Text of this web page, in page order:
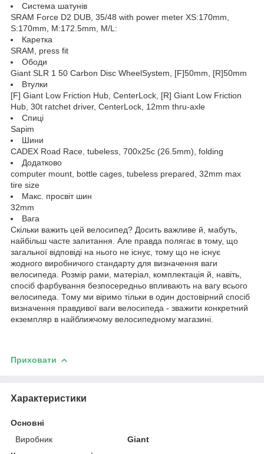
Система шатунів
SRAM Force D2 DUB, 35/48 with power meter XS:170mm,
S:170mm, M:172.5mm, M/L:
Каретка
SRAM, press fit
Ободи
Giant SLR 1 50 Carbon Disc WheelSystem, [F]50mm, [R]50mm
Втулки
[F] Giant Low Friction Hub, CenterLock, [R] Giant Low Friction
Hub, 30t ratchet driver, CenterLock, 12mm thru-axle
Спиці
Sapim
Шини
CADEX Road Race, tubeless, 700x25c (26.5mm), folding
Додатково
computer mount, bottle cages, tubeless prepared, 32mm max
tire size
Макс. просвіт шин
32mm
Вага
Скільки важить цей велосипед? Досить важливе й, мабуть,
найбільш часте запитання. Але правда полягає в тому, що
загальної відповіді на нього не існує, тому що не існує
жодного виробничого стандарту для визначення ваги
велосипеда. Розмір рами, матеріал, комплектація й, навіть,
спосіб фарбування безпосередньо впливають на вагу всього
велосипеда. Тому ми віримо тільки в один достовірний спосіб
визначення правдивої ваги велосипеда - зважити конкретний
екземпляр в найближчому велосипедному магазині.
Приховати
Характеристики
Основні
Виробник
Giant